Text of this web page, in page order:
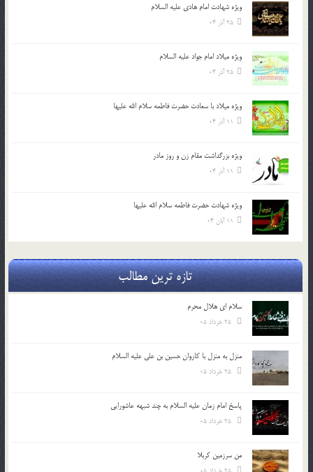
ویژه شهادت امام هادی علیه السلام
25 آذر 04
ویژه میلاد امام جواد علیه السلام
25 آذر 04
ویژه میلاد با سعادت حضرت فاطمه سلام الله علیها
11 آذر 04
ویژه بزرگداشت مقام زن و روز مادر
11 آذر 04
ویژه شهادت حضرت فاطمه سلام الله علیها
11 آبان 04
تازه ترین مطالب
سلام ای هلال محرم
منزل به منزل با کاروان حسین بن علی علیه السلام
پاسخ امام زمان علیه السلام به چند شبهه عاشورایی
من سرزمین کربلا